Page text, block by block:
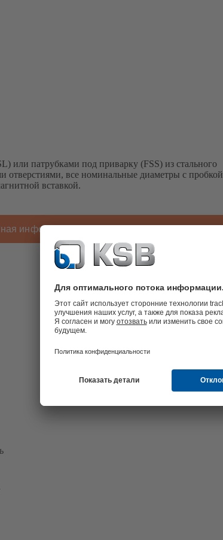
или патрубками под приварку (FSS) из стального
отверстиями, все номинальные диаметры с пробкой
вставкой.
информация KSB